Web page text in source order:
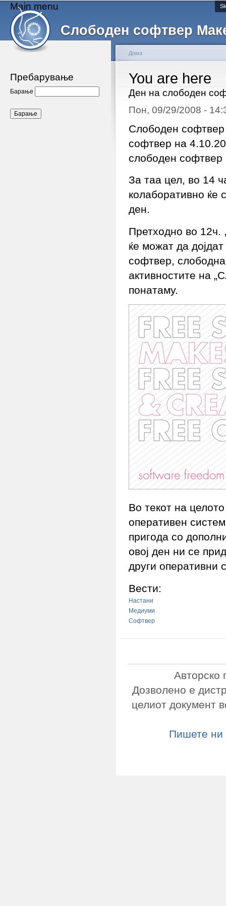
Слободен софтвер
Main menu
Пребарување
Барање
You are here
Дома
Ден на слободен
Пон, 09/29/2008 -
Слободен софтвер
софтвер на
слободен софтвер
За таа цел, во 14
колаборативно ќе
ден.
Претходно во 12ч.
ќе можат да
софтвер, слободна
активностите на
понатаму.
Во текот на
оперативен
пригода со
овој ден ни се
други оперативни
Вести:
Настани
Медиуми
Софтвер
Авторско
Дозволено е
целиот документ
Пишете ни